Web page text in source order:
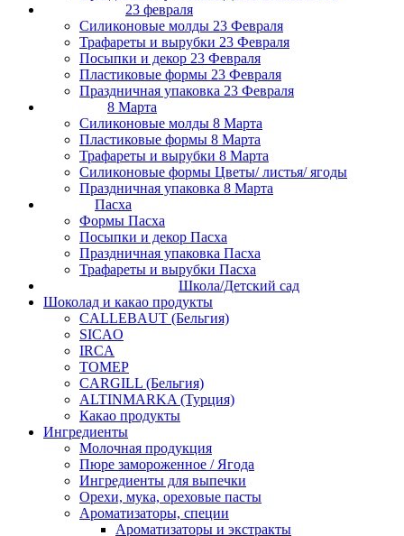
23 февраля
Силиконовые молды 23 Февраля
Трафареты и вырубки 23 Февраля
Посыпки и декор 23 Февраля
Пластиковые формы 23 Февраля
Праздничная упаковка 23 Февраля
8 Марта
Силиконовые молды 8 Марта
Пластиковые формы 8 Марта
Трафареты и вырубки 8 Марта
Силиконовые формы Цветы/ листья/ ягоды
Праздничная упаковка 8 Марта
Пасха
Формы Пасха
Посыпки и декор Пасха
Праздничная упаковка Пасха
Трафареты и вырубки Пасха
Школа/Детский сад
Шоколад и какао продукты
CALLEBAUT (Бельгия)
SICAO
IRCA
ТОМЕР
CARGILL (Бельгия)
ALTINMARKA (Турция)
Какао продукты
Ингредиенты
Молочная продукция
Пюре замороженное / Ягода
Ингредиенты для выпечки
Орехи, мука, ореховые пасты
Ароматизаторы, специи
Ароматизаторы и экстракты